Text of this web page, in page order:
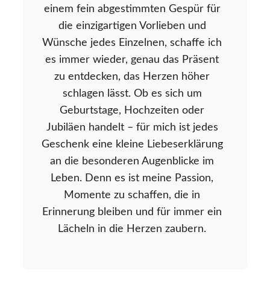
einem fein abgestimmten Gespür für
die einzigartigen Vorlieben und
Wünsche jedes Einzelnen, schaffe ich
es immer wieder, genau das Präsent
zu entdecken, das Herzen höher
schlagen lässt. Ob es sich um
Geburtstage, Hochzeiten oder
Jubiläen handelt – für mich ist jedes
Geschenk eine kleine Liebeserklärung
an die besonderen Augenblicke im
Leben. Denn es ist meine Passion,
Momente zu schaffen, die in
Erinnerung bleiben und für immer ein
Lächeln in die Herzen zaubern.